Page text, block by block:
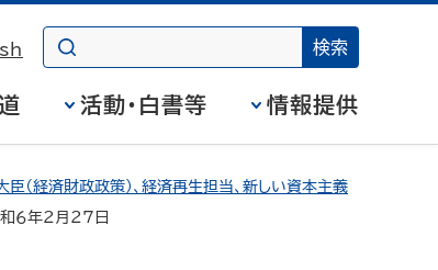
活動・白書等 情報提供
（経済財政政策）、経済再生担当、新しい資本主義
６年2月27日